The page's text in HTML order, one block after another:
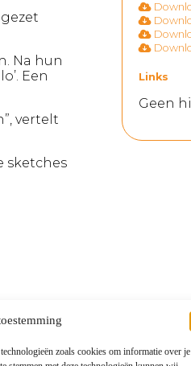
zoals cookies om informatie over je
Na hun
Een
vertelt
sketches
Links
Geen